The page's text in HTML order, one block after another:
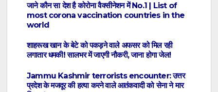
जाने कौन सा देश है कोरोना वैक्सीनेशन में No.1 | List of
most corona vaccination countries in the
world
शाहरूख खान के बेटे को पकड़ने वाले अफसर को मिल रही
लगातार धमकी! सालभर में जाएगी नौकरी, जाना होगा जेल!
Jammu Kashmir terrorists encounter: उत्तर
प्रदेश के मजदूर की हत्या करने वाले आतंकवादी को सेना ने मार